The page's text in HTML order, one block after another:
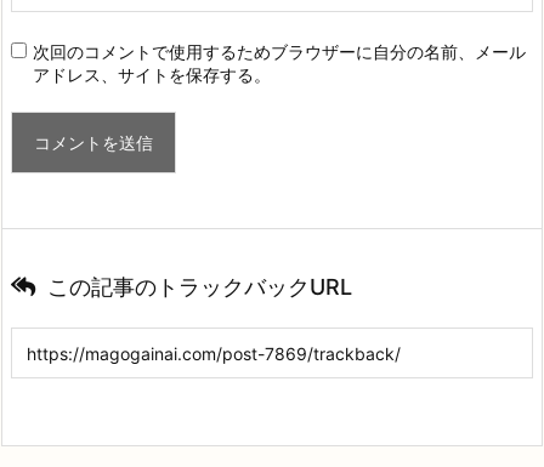
次回のコメントで使用するためブラウザーに自分の名前、メール
アドレス、サイトを保存する。
この記事のトラックバックURL